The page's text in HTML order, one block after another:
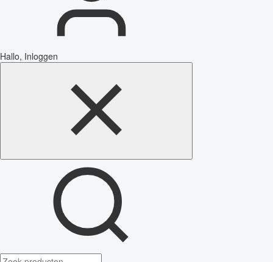
Hallo, Inloggen